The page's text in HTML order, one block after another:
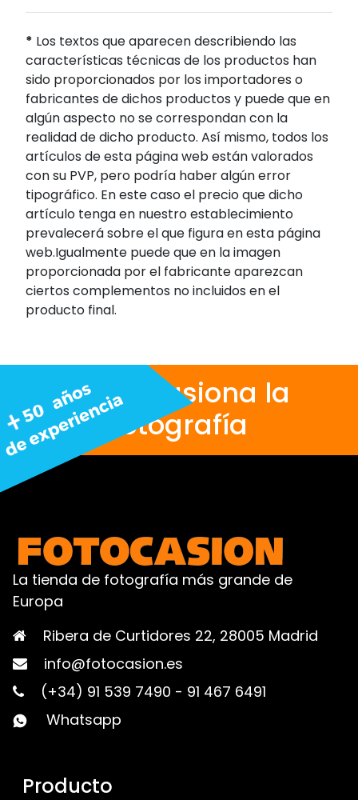
* Los textos que aparecen describiendo las
características técnicas de los productos han
sido proporcionados por los importadores o
fabricantes de dichos productos y puede que en
algún aspecto no se correspondan con la
realidad de dicho producto. Así mismo, todos los
artículos de esta página web están valorados
con su PVP, pero podría haber algún error
tipográfico. En este caso el precio que dicho
artículo tenga en nuestro establecimiento
prevalecerá sobre el que figura en esta página
web.Igualmente puede que en la imagen
proporcionada por el fabricante aparezcan
ciertos complementos no incluidos en el
producto final.
Nos apasiona la
fotografía
La tienda de fotografía más grande de
Europa
Ribera de Curtidores 22, 28005 Madrid
info@fotocasion.es
(+34) 91 539 7490 - 91 467 6491
Whatsapp
Producto